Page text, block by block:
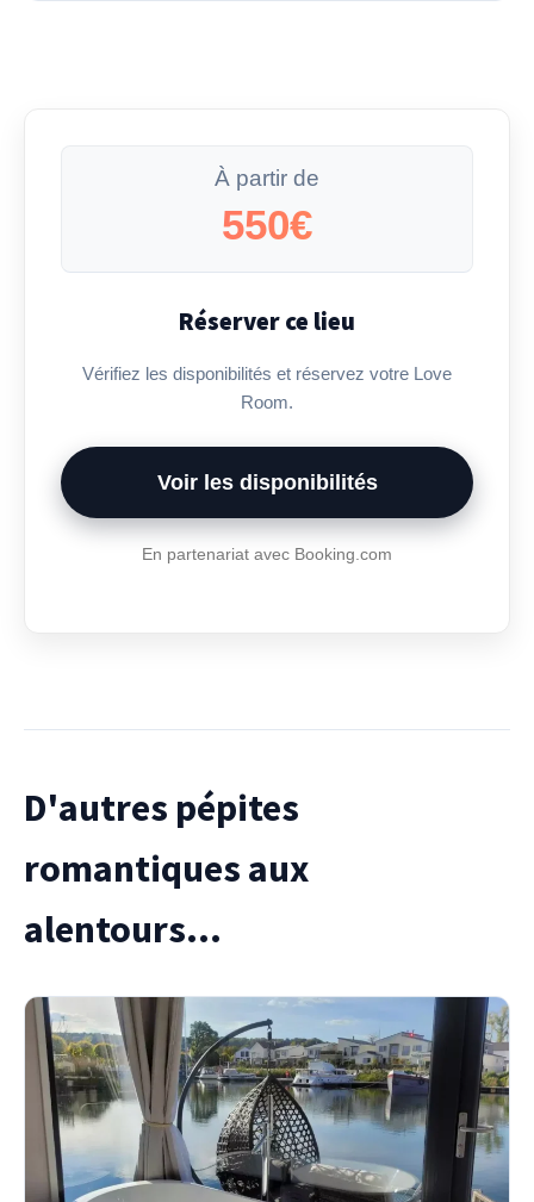
À partir de
550€
Réserver ce lieu
Vérifiez les disponibilités et réservez votre Love
Room.
Voir les disponibilités
En partenariat avec Booking.com
D'autres pépites
romantiques aux
alentours...